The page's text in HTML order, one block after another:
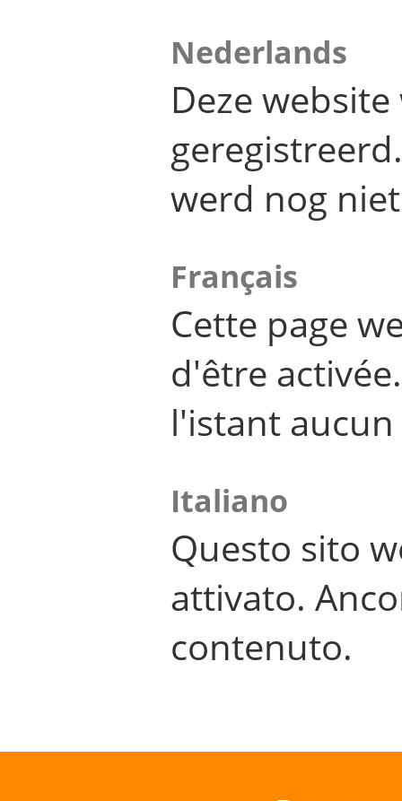
Nederlands
Deze
werd nog
Français
Cette page
d'être
l'istant
Italiano
Questo sito
attivato.
contenuto.